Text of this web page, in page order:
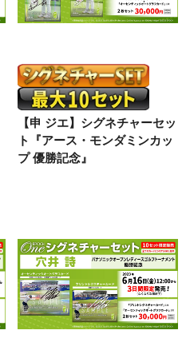
【申 ジエ】シグネチャーセッ
ト『アース・モンダミンカッ
プ 優勝記念』